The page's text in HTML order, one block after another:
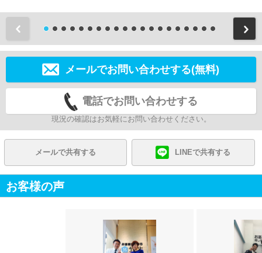
メールでお問い合わせする(無料)
電話でお問い合わせする
現況の確認はお気軽にお問い合わせください。
メールで共有する LINEで共有する
お客様の声